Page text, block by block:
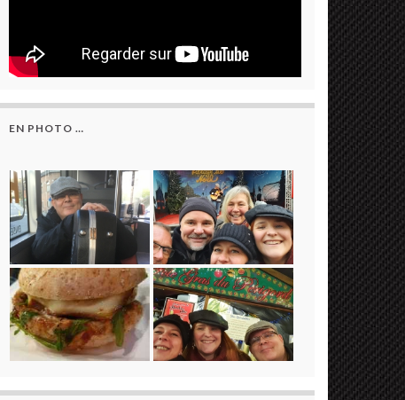
EN PHOTO …